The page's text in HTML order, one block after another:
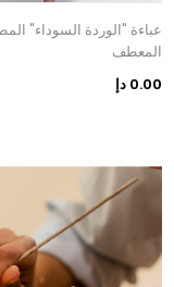
عباءة "الوردة السوداء"
المعطف
0.00 دإ